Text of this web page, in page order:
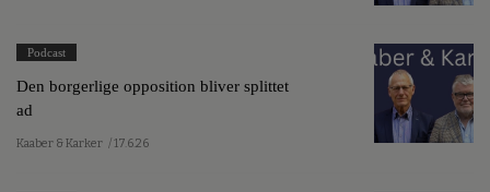
Podcast
Den borgerlige opposition bliver splittet
ad
Kaaber & Karker / 17.6.26